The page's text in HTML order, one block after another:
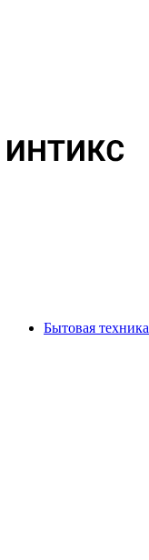
Бытовая техника